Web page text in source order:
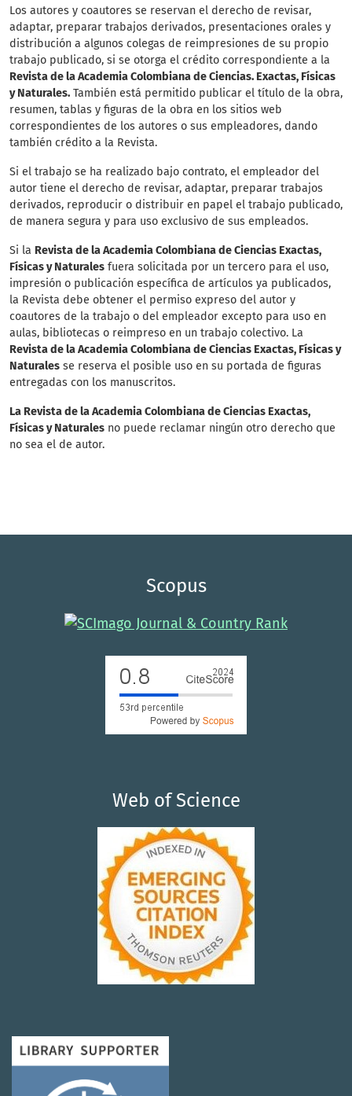
Los autores y coautores se reservan el derecho de revisar,
adaptar, preparar trabajos derivados, presentaciones orales y
distribución a algunos colegas de reimpresiones de su propio
trabajo publicado, si se otorga el crédito correspondiente a la
Revista de la Academia Colombiana de Ciencias. Exactas, Físicas
y Naturales. También está permitido publicar el título de la obra,
resumen, tablas y figuras de la obra en los sitios web
correspondientes de los autores o sus empleadores, dando
también crédito a la Revista.
Si el trabajo se ha realizado bajo contrato, el empleador del
autor tiene el derecho de revisar, adaptar, preparar trabajos
derivados, reproducir o distribuir en papel el trabajo publicado,
de manera segura y para uso exclusivo de sus empleados.
Si la Revista de la Academia Colombiana de Ciencias Exactas,
Físicas y Naturales fuera solicitada por un tercero para el uso,
impresión o publicación específica de artículos ya publicados,
la Revista debe obtener el permiso expreso del autor y
coautores de la trabajo o del empleador excepto para uso en
aulas, bibliotecas o reimpreso en un trabajo colectivo. La
Revista de la Academia Colombiana de Ciencias Exactas, Físicas y
Naturales se reserva el posible uso en su portada de figuras
entregadas con los manuscritos.
La Revista de la Academia Colombiana de Ciencias Exactas,
Físicas y Naturales no puede reclamar ningún otro derecho que
no sea el de autor.
Scopus
Web of Science